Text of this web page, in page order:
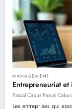
MANAGEMENT
Entrepreneuriat
Pascal Cabus Pascal Cabus
Les entreprises qui